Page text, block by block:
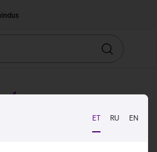
ET RU EN
Otsin